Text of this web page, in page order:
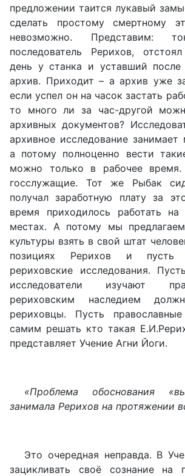
предложении таится лукавый
сделать простому смертному
невозможно. Представим:
последователь Рерихов,
день у станка и уставший
архив. Приходит – а архив уже
если успел он на часок застать
то много ли за час-другой
архивных документов?
архивное исследование
а потому полноценно вести
можно только в рабочее
госслужащие. Тот же Рыбак
получал заработную плату за
время приходилось работать на
местах. А потому мы
культуры взять в свой штат
позициях Рерихов и пусть
рериховские исследования.
исследователи изучают
рериховским наследием
рериховцы. Пусть
самим решать кто такая
представляет Учение Агни Йоги.
«Проблема обоснования
занимала Рерихов на протяжении
Это очередная неправда. В
зацикливать своё сознание на